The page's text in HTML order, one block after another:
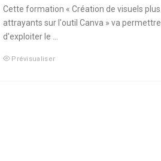
Cette formation « Création de visuels plus
attrayants sur l'outil Canva » va permettre
d'exploiter le ...
Prévisualiser